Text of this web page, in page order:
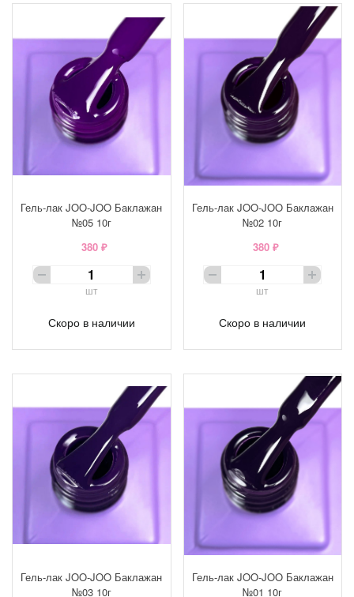
Гель-лак JOO-JOO Баклажан
№05 10г
380 ₽
шт
Скоро в наличии
Гель-лак JOO-JOO Баклажан
№02 10г
380 ₽
шт
Скоро в наличии
Гель-лак JOO-JOO Баклажан
№03 10г
Гель-лак JOO-JOO Баклажан
№01 10г